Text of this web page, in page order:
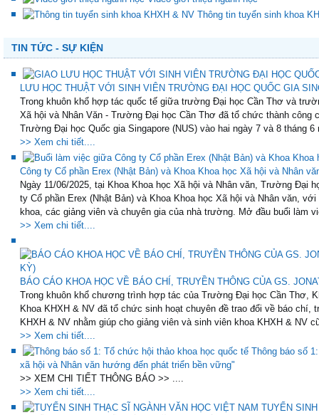
Thông tin tuyển sinh khoa
TIN TỨC - SỰ KIỆN
LƯU HỌC THUẬT VỚI SINH VIÊN TRƯỜNG ĐẠI HỌC QUỐC GIA
Trong khuôn khổ hợp tác quốc tế giữa trường Đại học Cần Thơ và
Xã hội và Nhân Văn - Trường Đại học Cần Thơ đã tổ chức thành
Trường Đại học Quốc gia Singapore (NUS) vào hai ngày 7 và 8 tháng 6
>> Xem chi tiết....
Công ty Cổ phần Erex (Nhật Bản) và Khoa Khoa học Xã hội và Nhân
Ngày 11/06/2025, tại Khoa Khoa học Xã hội và Nhân văn, Trường Đại
ty Cổ phần Erex (Nhật Bản) và Khoa Khoa học Xã hội và Nhân văn,
khoa, các giảng viên và chuyên gia của nhà trường. Mở đầu buổi làm
>> Xem chi tiết....
BÁO CÁO KHOA HỌC VỀ BÁO CHÍ, TRUYỀN THÔNG CỦA GS.
Trong khuôn khổ chương trình hợp tác của Trường Đại học Cần Thơ,
Khoa KHXH & NV đã tổ chức sinh hoạt chuyên đề trao đổi về báo chí,
KHXH & NV nhằm giúp cho giảng viên và sinh viên khoa KHXH & NV
>> Xem chi tiết....
Thông báo số
xã hội và Nhân văn hướng đến phát triển bền vững"
>> XEM CHI TIẾT THÔNG BÁO >> ....
>> Xem chi tiết....
TUYỂN